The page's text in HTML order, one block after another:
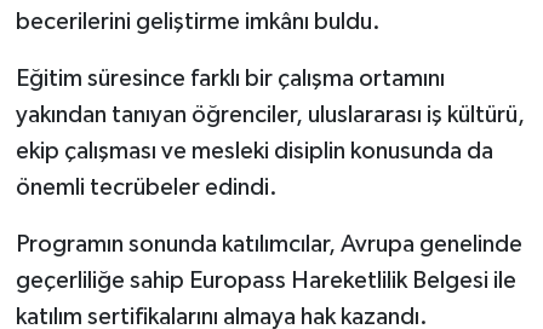
becerilerini geliştirme imkânı buldu.
Eğitim süresince farklı bir çalışma ortamını
yakından tanıyan öğrenciler, uluslararası iş kültürü,
ekip çalışması ve mesleki disiplin konusunda da
önemli tecrübeler edindi.
Programın sonunda katılımcılar, Avrupa genelinde
geçerliliğe sahip Europass Hareketlilik Belgesi ile
katılım sertifikalarını almaya hak kazandı.